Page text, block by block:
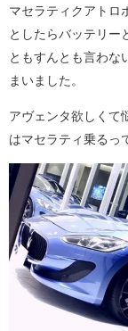
マセラティクアトロ
としたらバッテリー
ともすんとも言わな
まいました。
アヴェンタ欲しくて
はマセラティ乗るっ